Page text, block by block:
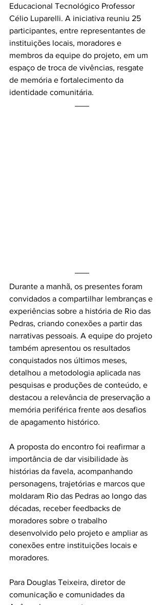
Educacional Tecnológico Professor
Célio Luparelli. A iniciativa reuniu 25
participantes, entre representantes de
instituições locais, moradores e
membros da equipe do projeto, em um
espaço de troca de vivências, resgate
de memória e fortalecimento da
identidade comunitária.
Durante a manhã, os presentes foram
convidados a compartilhar lembranças e
experiências sobre a história de Rio das
Pedras, criando conexões a partir das
narrativas pessoais. A equipe do projeto
também apresentou os resultados
conquistados nos últimos meses,
detalhou a metodologia aplicada nas
pesquisas e produções de conteúdo, e
destacou a relevância de preservação a
memória periférica frente aos desafios
de apagamento histórico.
A proposta do encontro foi reafirmar a
importância de dar visibilidade às
histórias da favela, acompanhando
personagens, trajetórias e marcos que
moldaram Rio das Pedras ao longo das
décadas, receber feedbacks de
moradores sobre o trabalho
desenvolvido pelo projeto e ampliar as
conexões entre instituições locais e
moradores.
Para Douglas Teixeira, diretor de
comunicação e comunidades da